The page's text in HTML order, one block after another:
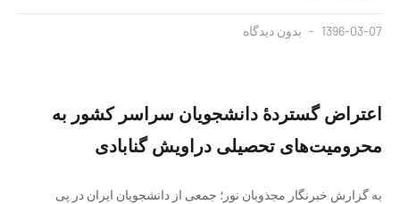
1396-03-07 بدون دیدگاه
اعتراض گستردهٔ دانشجویان سراسر کشور به
محرومیت‌های تحصیلی دراویش گنابادی
به گزارش خبرنگار مجذوبان نور؛ جمعی از دانشجویان ایران در پی